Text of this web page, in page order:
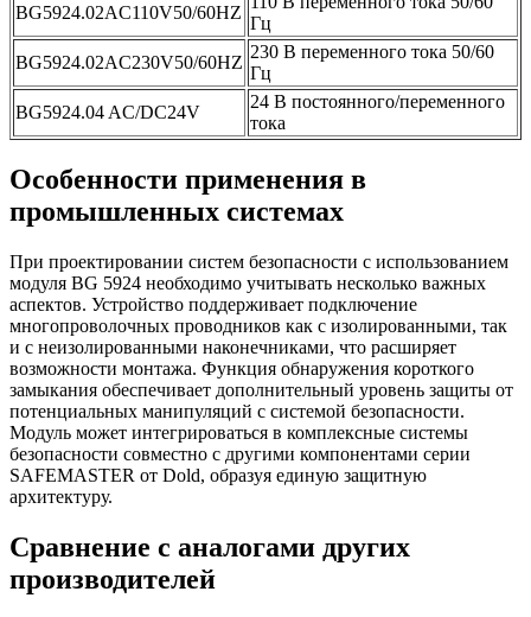
BG5924.02AC110V50/60HZ
Гц
BG5924.02AC230V50/60HZ
230 В переменного тока 50/60
Гц
BG5924.04 AC/DC24V
24 В постоянного/переменного
тока
Особенности применения в
промышленных системах
При проектировании систем безопасности с использованием
модуля BG 5924 необходимо учитывать несколько важных
аспектов. Устройство поддерживает подключение
многопроволочных проводников как с изолированными, так
и с неизолированными наконечниками, что расширяет
возможности монтажа. Функция обнаружения короткого
замыкания обеспечивает дополнительный уровень защиты от
потенциальных манипуляций с системой безопасности.
Модуль может интегрироваться в комплексные системы
безопасности совместно с другими компонентами серии
SAFEMASTER от Dold, образуя единую защитную
архитектуру.
Сравнение с аналогами других
производителей